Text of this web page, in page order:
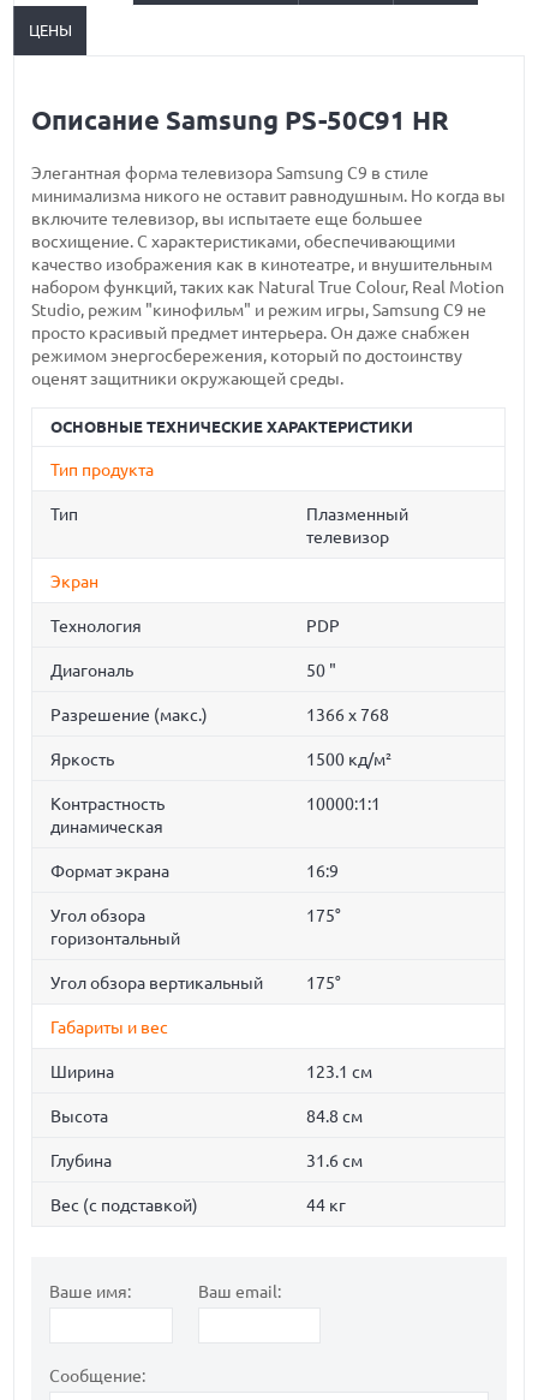
ЦЕНЫ
Описание Samsung PS-50C91 HR
Элегантная форма телевизора Samsung C9 в стиле
минимализма никого не оставит равнодушным. Но когда вы
включите телевизор, вы испытаете еще большее
восхищение. С характеристиками, обеспечивающими
качество изображения как в кинотеатре, и внушительным
набором функций, таких как Natural True Colour, Real Motion
Studio, режим "кинофильм" и режим игры, Samsung C9 не
просто красивый предмет интерьера. Он даже снабжен
режимом энергосбережения, который по достоинству
оценят защитники окружающей среды.
ОСНОВНЫЕ ТЕХНИЧЕСКИЕ ХАРАКТЕРИСТИКИ
Тип продукта
Тип
Плазменный
телевизор
Экран
Технология PDP
Диагональ 50 "
Разрешение (макс.) 1366 x 768
Яркость 1500 кд/м²
Контрастность
динамическая
10000:1:1
Формат экрана 16:9
Угол обзора
горизонтальный
175°
Угол обзора вертикальный 175°
Габариты и вес
Ширина 123.1 см
Высота 84.8 см
Глубина 31.6 см
Вес (с подставкой) 44 кг
Ваше имя: Ваш email:
Сообщение: